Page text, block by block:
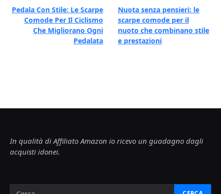
Pedala Con Stile: Le Scarpe
Comode Per Il Ciclismo
Che Migliorano Ogni
Pedalata
Nuota senza pensieri: le
scarpe comode per il
nuoto che combinano stile
e prestazioni
In qualità di Affiliato Amazon io ricevo un guadagno dagli
acquisti idonei.